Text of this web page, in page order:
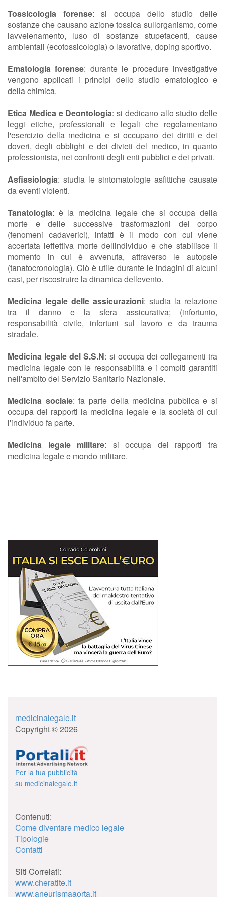
Tossicologia forense: si occupa dello studio delle
sostanze che causano azione tossica sullorganismo, come
lavvelenamento, luso di sostanze stupefacenti, cause
ambientali (ecotossicologia) o lavorative, doping sportivo.
Ematologia forense: durante le procedure investigative
vengono applicati i principi dello studio ematologico e
della chimica.
Etica Medica e Deontologia: si dedicano allo studio delle
leggi etiche, professionali e legali che regolamentano
l'esercizio della medicina e si occupano dei diritti e dei
doveri, degli obblighi e dei divieti del medico, in quanto
professionista, nei confronti degli enti pubblici e dei privati.
Asfissiologia: studia le sintomatologie asfittiche causate
da eventi violenti.
Tanatologia: è la medicina legale che si occupa della
morte e delle successive trasformazioni del corpo
(fenomeni cadaverici), infatti è il modo con cui viene
accertata leffettiva morte dellindividuo e che stabilisce il
momento in cui è avvenuta, attraverso le autopsie
(tanatocronologia). Ciò è utile durante le indagini di alcuni
casi, per riscostruire la dinamica dellevento.
Medicina legale delle assicurazioni: studia la relazione
tra il danno e la sfera assicurativa; (infortunio,
responsabilità civile, infortuni sul lavoro e da trauma
stradale.
Medicina legale del S.S.N: si occupa dei collegamenti tra
medicina legale con le responsabilità e i compiti garantiti
nell'ambito del Servizio Sanitario Nazionale.
Medicina sociale: fa parte della medicina pubblica e si
occupa dei rapporti la medicina legale e la società di cui
l'individuo fa parte.
Medicina legale militare: si occupa dei rapporti tra
medicina legale e mondo militare.
medicinalegale.it
Copyright © 2026
Per la tua pubblicità
su medicinalegale.it
Contenuti:
Come diventare medico legale
Tipologie
Contatti
Siti Correlati:
www.cheratite.it
www.aneurismaaorta.it